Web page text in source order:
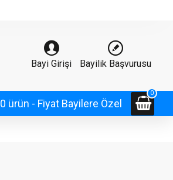
Bayi Girişi Bayilik Başvurusu
0 ürün - Fiyat Bayilere Özel
0